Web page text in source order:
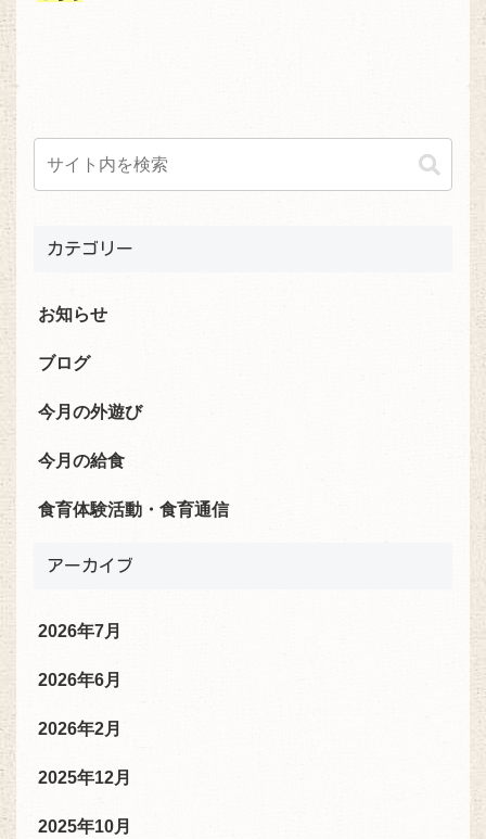
カテゴリー
お知らせ
ブログ
今月の外遊び
今月の給食
食育体験活動・食育通信
アーカイブ
2026年7月
2026年6月
2026年2月
2025年12月
2025年10月